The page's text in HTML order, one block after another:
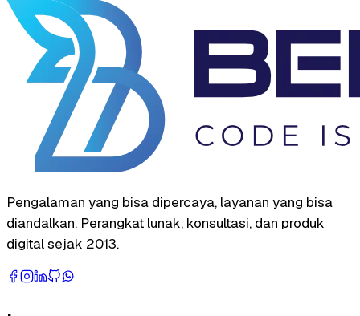
Pengalaman yang bisa dipercaya, layanan yang bisa
diandalkan. Perangkat lunak, konsultasi, dan produk
digital sejak 2013.